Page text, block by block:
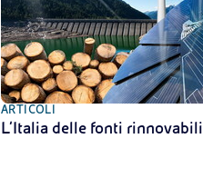
ARTICOLI
L’Italia delle fonti rinnovabili